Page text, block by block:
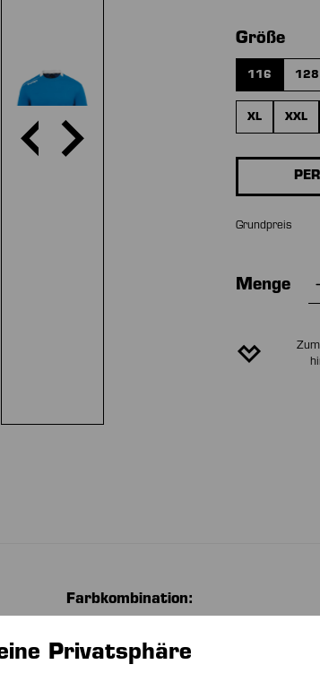
Größe
116 128
XL XXL
Grundpreis
Menge
Farbkombination:
Geschlecht:
Privatsphäre